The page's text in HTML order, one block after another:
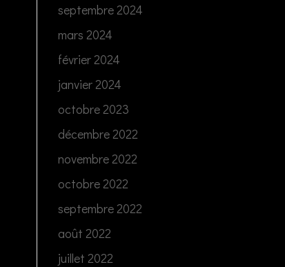
septembre 2024
mars 2024
février 2024
janvier 2024
octobre 2023
décembre 2022
novembre 2022
octobre 2022
septembre 2022
août 2022
juillet 2022